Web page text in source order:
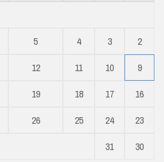
2
3
4
5
9
10
11
12
16
17
18
19
23
24
25
26
30
31